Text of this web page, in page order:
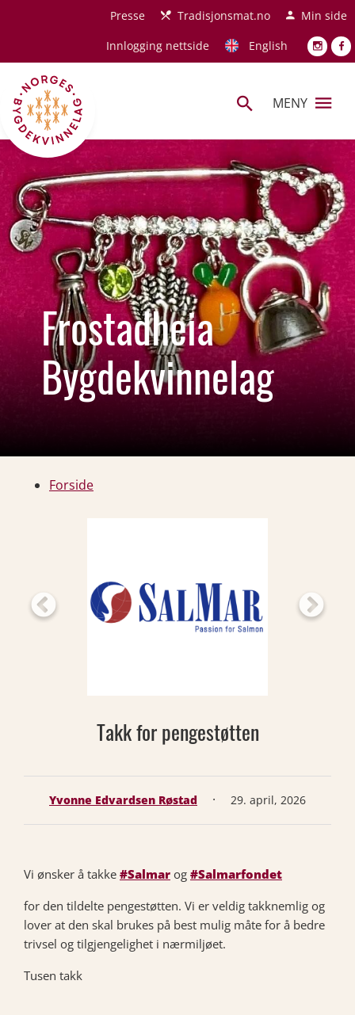
Hopp til hovedinnholdPresse Tradisjonsmat.no
Min side
Innlogging nettside
English
MENY
Frostadheia
Bygdekvinnelag
Forside
Takk for pengestøtten
Yvonne Edvardsen Røstad · 29. april, 2026
Vi ønsker å takke #Salmar og #Salmarfondet
for den tildelte pengestøtten. Vi er veldig takknemlig og
lover at den skal brukes på best mulig måte for å bedre
trivsel og tilgjengelighet i nærmiljøet.
Tusen takk